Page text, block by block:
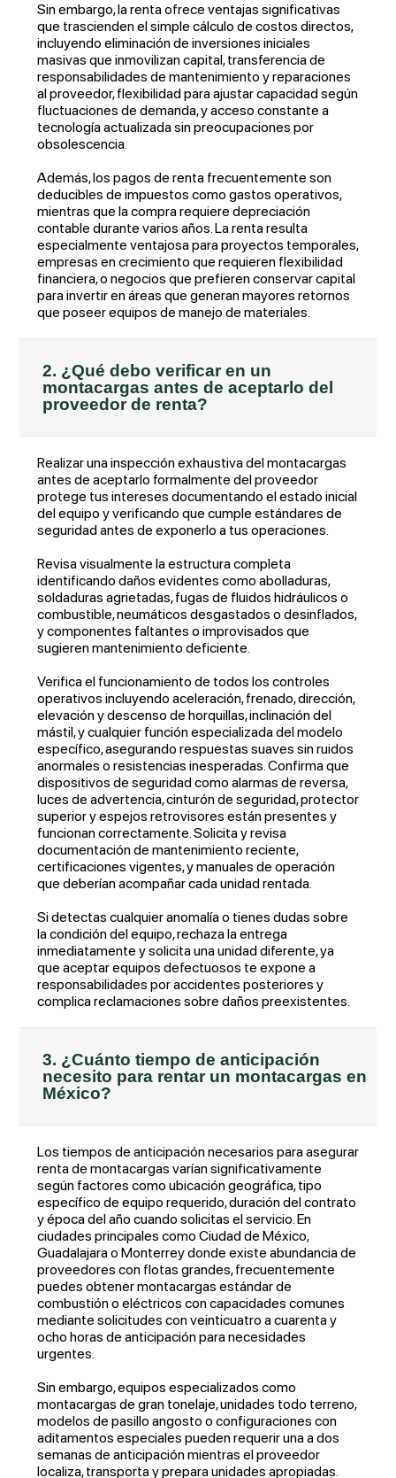
Sin embargo, la renta ofrece ventajas significativas
que trascienden el simple cálculo de costos directos,
incluyendo eliminación de inversiones iniciales
masivas que inmovilizan capital, transferencia de
responsabilidades de mantenimiento y reparaciones
al proveedor, flexibilidad para ajustar capacidad según
fluctuaciones de demanda, y acceso constante a
tecnología actualizada sin preocupaciones por
obsolescencia.
Además, los pagos de renta frecuentemente son
deducibles de impuestos como gastos operativos,
mientras que la compra requiere depreciación
contable durante varios años. La renta resulta
especialmente ventajosa para proyectos temporales,
empresas en crecimiento que requieren flexibilidad
financiera, o negocios que prefieren conservar capital
para invertir en áreas que generan mayores retornos
que poseer equipos de manejo de materiales.
2. ¿Qué debo verificar en un
montacargas antes de aceptarlo del
proveedor de renta?
Realizar una inspección exhaustiva del montacargas
antes de aceptarlo formalmente del proveedor
protege tus intereses documentando el estado inicial
del equipo y verificando que cumple estándares de
seguridad antes de exponerlo a tus operaciones.
Revisa visualmente la estructura completa
identificando daños evidentes como abolladuras,
soldaduras agrietadas, fugas de fluidos hidráulicos o
combustible, neumáticos desgastados o desinflados,
y componentes faltantes o improvisados que
sugieren mantenimiento deficiente.
Verifica el funcionamiento de todos los controles
operativos incluyendo aceleración, frenado, dirección,
elevación y descenso de horquillas, inclinación del
mástil, y cualquier función especializada del modelo
específico, asegurando respuestas suaves sin ruidos
anormales o resistencias inesperadas. Confirma que
dispositivos de seguridad como alarmas de reversa,
luces de advertencia, cinturón de seguridad, protector
superior y espejos retrovisores están presentes y
funcionan correctamente. Solicita y revisa
documentación de mantenimiento reciente,
certificaciones vigentes, y manuales de operación
que deberían acompañar cada unidad rentada.
Si detectas cualquier anomalía o tienes dudas sobre
la condición del equipo, rechaza la entrega
inmediatamente y solicita una unidad diferente, ya
que aceptar equipos defectuosos te expone a
responsabilidades por accidentes posteriores y
complica reclamaciones sobre daños preexistentes.
3. ¿Cuánto tiempo de anticipación
necesito para rentar un montacargas en
México?
Los tiempos de anticipación necesarios para asegurar
renta de montacargas varían significativamente
según factores como ubicación geográfica, tipo
específico de equipo requerido, duración del contrato
y época del año cuando solicitas el servicio. En
ciudades principales como Ciudad de México,
Guadalajara o Monterrey donde existe abundancia de
proveedores con flotas grandes, frecuentemente
puedes obtener montacargas estándar de
combustión o eléctricos con capacidades comunes
mediante solicitudes con veinticuatro a cuarenta y
ocho horas de anticipación para necesidades
urgentes.
Sin embargo, equipos especializados como
montacargas de gran tonelaje, unidades todo terreno,
modelos de pasillo angosto o configuraciones con
aditamentos especiales pueden requerir una a dos
semanas de anticipación mientras el proveedor
localiza, transporta y prepara unidades apropiadas.